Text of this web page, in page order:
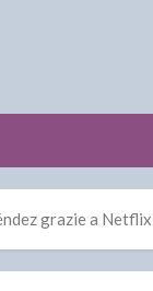
grazie a Netflix